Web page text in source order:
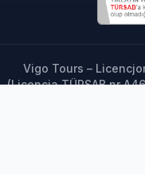
Vigo Tours –
(Licencja TÜRSAB nr